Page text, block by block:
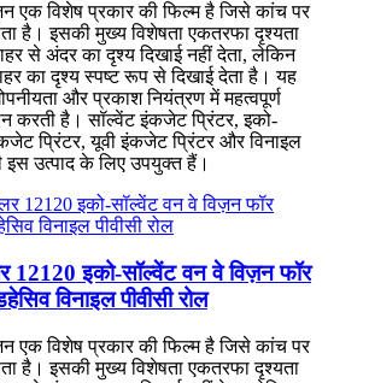
एक विशेष प्रकार की फिल्म है जिसे कांच पर
है। इसकी मुख्य विशेषता एकतरफा दृश्यता
से अंदर का दृश्य दिखाई नहीं देता, लेकिन
का दृश्य स्पष्ट रूप से दिखाई देता है। यह
और प्रकाश नियंत्रण में महत्वपूर्ण
करती है। सॉल्वेंट इंकजेट प्रिंटर, इको-
प्रिंटर, यूवी इंकजेट प्रिंटर और विनाइल
उत्पाद के लिए उपयुक्त हैं।
12120 इको-सॉल्वेंट वन वे विज़न फॉर
विनाइल पीवीसी रोल
एक विशेष प्रकार की फिल्म है जिसे कांच पर
है। इसकी मुख्य विशेषता एकतरफा दृश्यता